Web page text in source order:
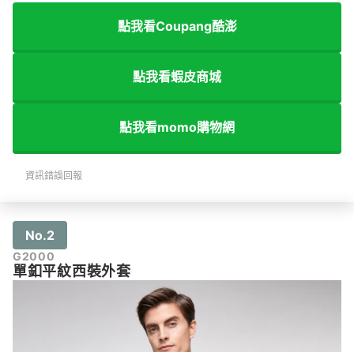
點我看Coupang酷澎
點我看蝦皮商城
點我看momo購物網
資訊錯誤回報
No.2
G2000
單釦平紋西裝外套